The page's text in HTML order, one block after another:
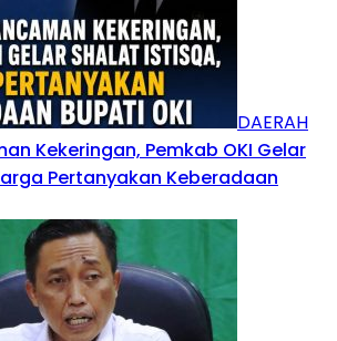
DAERAH
Kekeringan, Pemkab OKI Gelar
Pertanyakan Keberadaan